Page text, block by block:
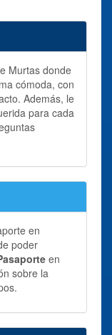
Murtas donde
cómoda, con
Además, le
para cada
en
poder
en
sobre la